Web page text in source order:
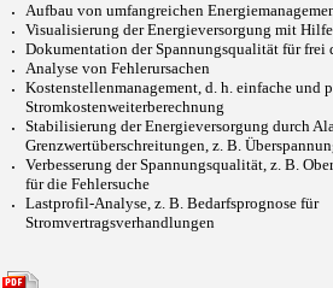
Aufbau von umfangreichen
Visualisierung der Energieversorgung mit
Dokumentation der Spannungsqualität für frei
Analyse von Fehlerursachen
Kostenstellenmanagement, d. h. einfache und
Stromkostenweiterberechnung
Stabilisierung der Energieversorgung durch
Grenzwertüberschreitungen, z. B.
Verbesserung der Spannungsqualität, z. B.
für die Fehlersuche
Lastprofil-Analyse, z. B. Bedarfsprognose für
Stromvertragsverhandlungen